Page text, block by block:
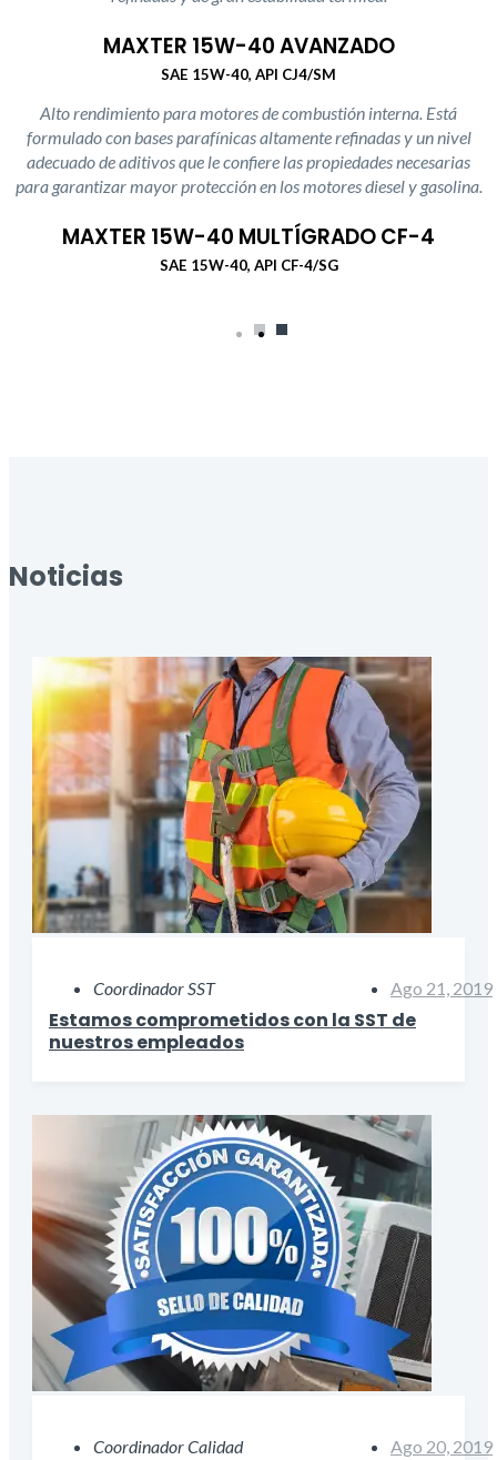
MAXTER 15W-40 AVANZADO
SAE 15W-40, API CJ4/SM
Alto rendimiento para motores de combustión interna. Está
formulado con bases parafínicas altamente refinadas y un nivel
adecuado de aditivos que le confiere las propiedades necesarias
para garantizar mayor protección en los motores diesel y gasolina.
MAXTER 15W-40 MULTÍGRADO CF-4
SAE 15W-40, API CF-4/SG
Noticias
Coordinador SST Ago 21, 2019
Estamos comprometidos con la SST de
nuestros empleados
Coordinador Calidad Ago 20, 2019